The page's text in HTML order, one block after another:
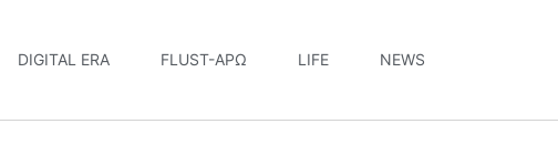
DIGITAL ERA FLUST-ΆΡΩ LIFE NEWS